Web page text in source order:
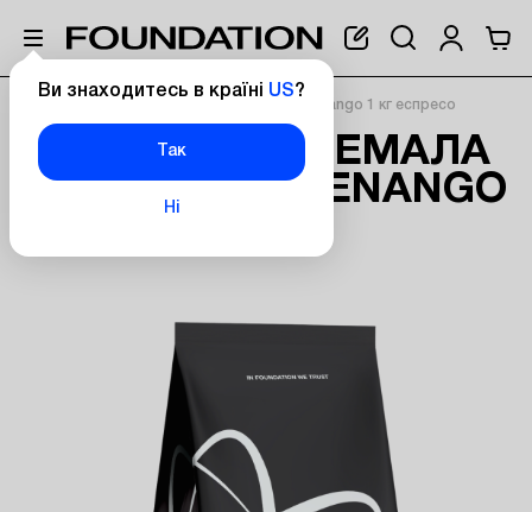
Ви знаходитесь в країні US?
Так
Ні
Кава Гватемала SHB Huehuetenango 1 кг еспресо
КАВА ГВАТЕМАЛА
SHB HUEHUETENANGO